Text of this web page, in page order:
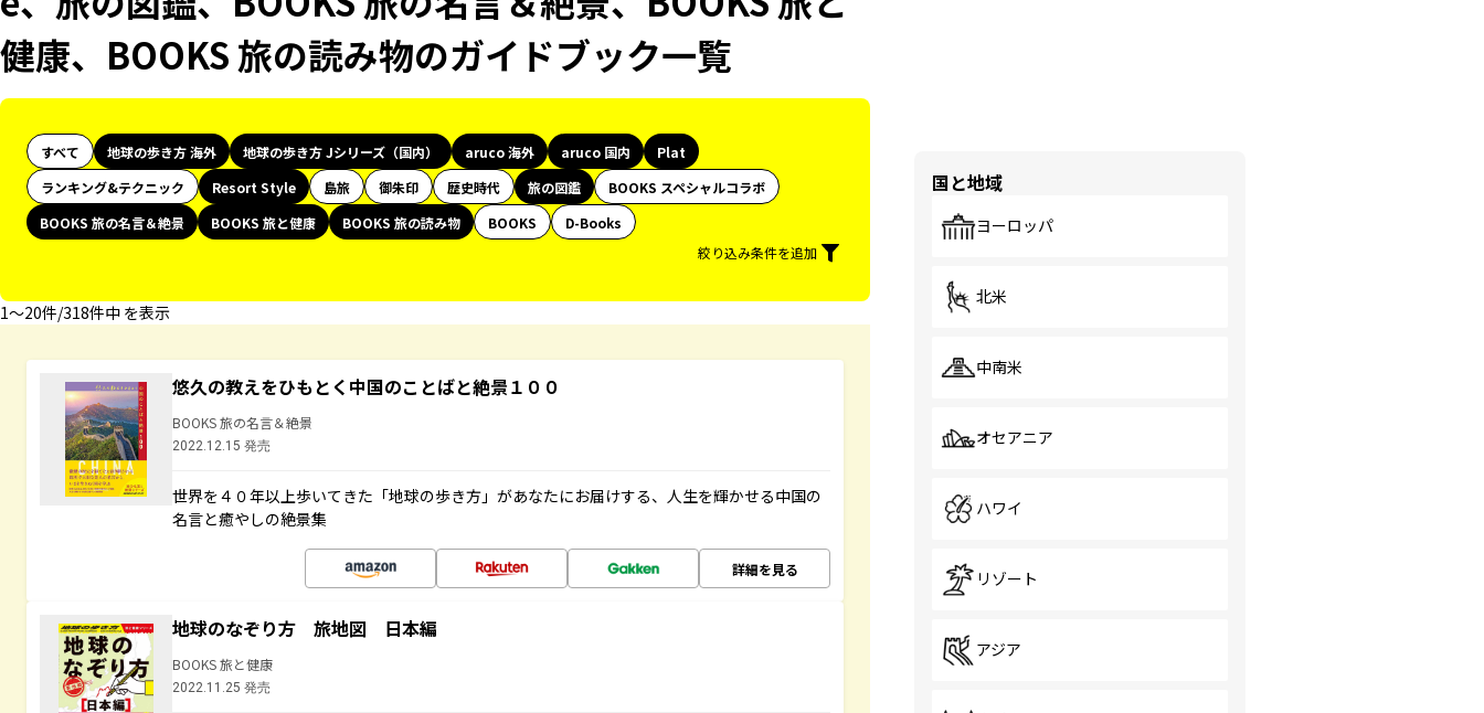
健康、BOOKS 旅の読み物のガイドブック一覧
すべて 地球の歩き方 海外 地球の歩き方 Jシリーズ（国内） aruco 海外 aruco 国内
Plat
ランキング&テクニック
Resort Style 島旅 御朱印 歴史時代 旅の図鑑
BOOKS スペシャルコラボ
BOOKS 旅の名言＆絶景
BOOKS 旅と健康 BOOKS 旅の読み物 BOOKS
D-Books
絞り込み条件を追加
1〜20件/318件中 を表示
悠久の教えをひもとく中国のことばと絶景１００
BOOKS 旅の名言＆絶景
2022.12.15 発売
世界を４０年以上歩いてきた「地球の歩き方」があなたにお届けする、人生を輝かせる中国の
名言と癒やしの絶景集
詳細を見る
地球のなぞり方 旅地図 日本編
BOOKS 旅と健康
2022.11.25 発売
国と地域
ヨーロッパ
北米
中南米
オセアニア
ハワイ
リゾート
アジア